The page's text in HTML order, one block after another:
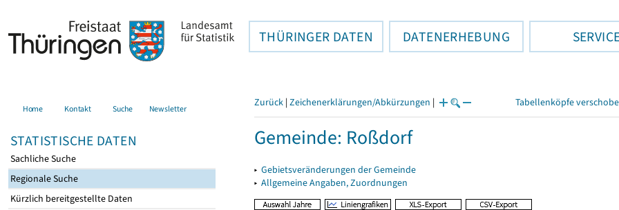
THÜRINGER DATEN DATENERHEBUNG
Home Kontakt Suche Newsletter
STATISTISCHE DATEN
Sachliche Suche
Regionale Suche
Kürzlich bereitgestellte Daten
Zurück | Zeichenerklärungen/Abkürzungen | Tabellenköpfe
Gemeinde: Roßdorf
▸ Gebietsveränderungen der Gemeinde
▸ Allgemeine Angaben, Zuordnungen